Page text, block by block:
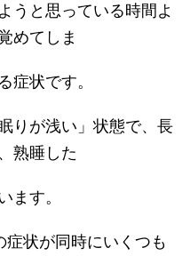
うと思っている時間よ
めてしま
症状です。
りが浅い」状態で、長
熟睡した
ます。
状が同時にいくつも